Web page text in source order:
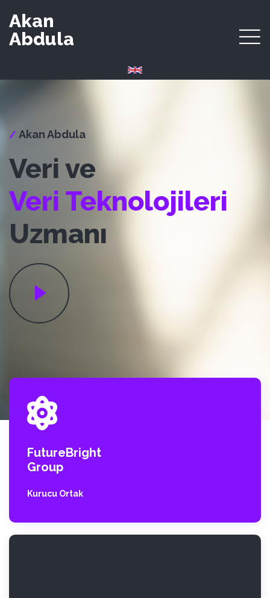
Akan
Abdula
/ Akan Abdula
Veri ve
Veri Teknolojileri
Uzmanı
FutureBright
Group
Kurucu Ortak